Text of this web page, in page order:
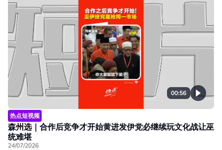
00:56
热点短视频
森州选｜合作后竞争才开始黄进发伊党必继续玩文化战让巫
统难堪
24/07/2026